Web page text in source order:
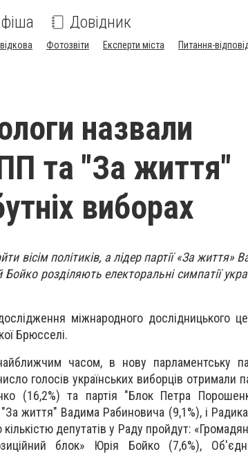
Довідник
Фотозвіти Експерти міста Питання-
назвали
та "За життя"
виборах
вісім політиків, а лідер партії «За життя»
розділяють електоральні симпатії
міжнародного дослідницького
Брюсселі.
часом, в нову парламентську
голосів українських виборців отримали
(16,2%) та партія "Блок Петра
життя" Вадима Рабиновича (9,1%), і
депутатів у Раду пройдут:
блок» Юрія Бойко (7,6%),